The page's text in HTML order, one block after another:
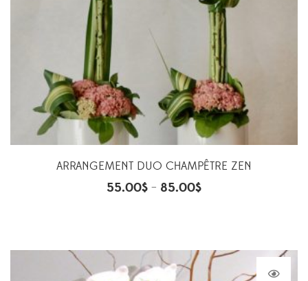
ARRANGEMENT DUO CHAMPÊTRE ZEN
55.00$ – 85.00$